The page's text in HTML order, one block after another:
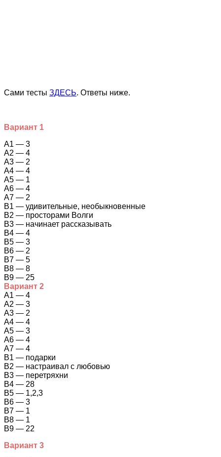
Сами тесты ЗДЕСЬ. Ответы ниже.
Вариант 1
А1 — 3
А2 — 4
А3 — 2
А4 — 4
А5 — 1
А6 — 4
А7 — 2
В1 — удивительные, необыкновенные
В2 — просторами Волги
В3 — начинает рассказывать
В4 — 4
В5 — 3
В6 — 2
В7 — 5
В8 — 8
В9 — 25
Вариант 2
А1 — 4
А2 — 3
А3 — 2
А4 — 4
А5 — 3
А6 — 4
А7 — 4
В1 — подарки
В2 — настраивал с любовью
В3 — перетряхни
В4 — 28
В5 — 1,2,3
В6 — 3
В7 — 1
В8 — 1
В9 — 22
Вариант 3